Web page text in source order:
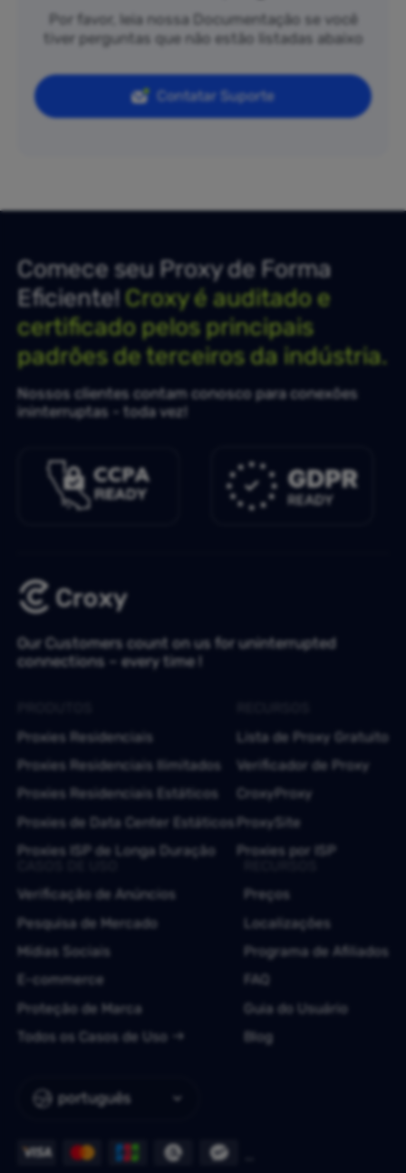
Por favor, leia nossa Documentação se você
tiver perguntas que não estão listadas abaixo
Contatar Suporte
Comece seu Proxy de Forma
Eficiente!Croxy é auditado e
certificado pelos principais
padrões de terceiros da indústria.
Nossos clientes contam conosco para conexões
ininterruptas - toda vez!
Our Customers count on us for uninterrupted
connections – every time !
português
Proxies Residenciais
Proxies Residenciais Ilimitados
Proxies Residenciais Estáticos
Proxies de Data Center Estáticos
Proxies ISP de Longa Duração
Lista de Proxy Gratuito
Verificador de Proxy
CroxyProxy
ProxySite
Proxies por ISP
Verificação de Anúncios
Pesquisa de Mercado
Mídias Sociais
E-commerce
Proteção de Marca
Todos os Casos de Uso
Preços
Localizações
Programa de Afiliados
FAQ
Guia do Usuário
Blog